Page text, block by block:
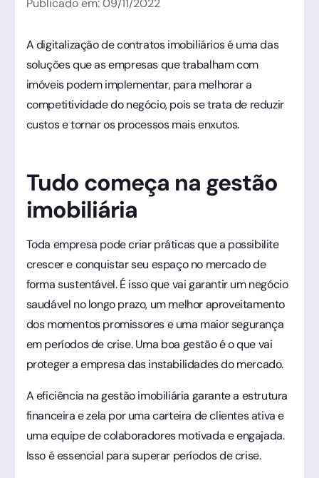
Publicado em: 09/11/2022
A digitalização de contratos imobiliários é uma das
soluções que as empresas que trabalham com
imóveis podem implementar, para melhorar a
competitividade do negócio, pois se trata de reduzir
custos e tornar os processos mais enxutos.
Tudo começa na gestão
imobiliária
Toda empresa pode criar práticas que a possibilite
crescer e conquistar seu espaço no mercado de
forma sustentável. É isso que vai garantir um negócio
saudável no longo prazo, um melhor aproveitamento
dos momentos promissores e uma maior segurança
em períodos de crise. Uma boa gestão é o que vai
proteger a empresa das instabilidades do mercado.
A eficiência na gestão imobiliária garante a estrutura
financeira e zela por uma carteira de clientes ativa e
uma equipe de colaboradores motivada e engajada.
Isso é essencial para superar períodos de crise.